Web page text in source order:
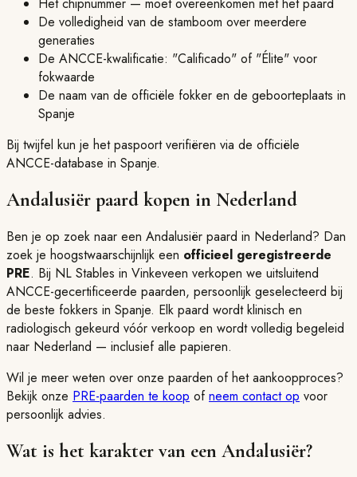
De volledigheid van de stamboom over meerdere
generaties
De ANCCE-kwalificatie: "Calificado" of "Élite" voor
fokwaarde
De naam van de officiële fokker en de geboorteplaats in
Spanje
Bij twijfel kun je het paspoort verifiëren via de officiële
ANCCE-database in Spanje.
Andalusiër paard kopen in Nederland
Ben je op zoek naar een Andalusiër paard in Nederland? Dan
zoek je hoogstwaarschijnlijk een officieel geregistreerde
PRE. Bij NL Stables in Vinkeveen verkopen we uitsluitend
ANCCE-gecertificeerde paarden, persoonlijk geselecteerd bij
de beste fokkers in Spanje. Elk paard wordt klinisch en
radiologisch gekeurd vóór verkoop en wordt volledig begeleid
naar Nederland — inclusief alle papieren.
Wil je meer weten over onze paarden of het aankoopproces?
Bekijk onze PRE-paarden te koop ofneem contact op voor
persoonlijk advies.
Wat is het karakter van een Andalusiër?